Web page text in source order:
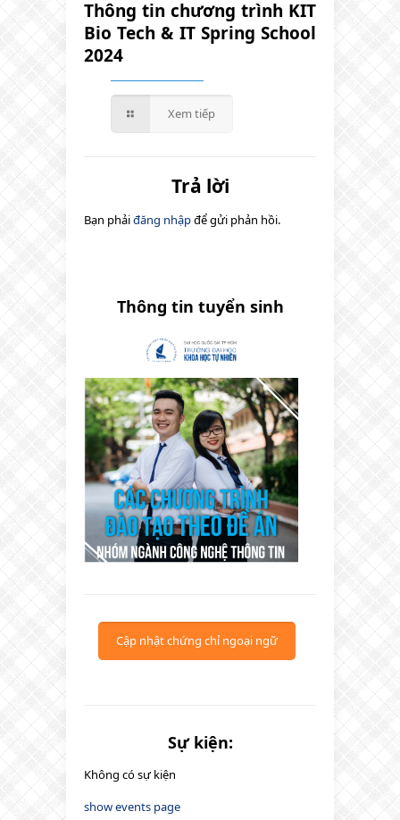
Thông tin chương trình KIT
Bio Tech & IT Spring School
2024
Xem tiếp
Trả lời
Bạn phảiđăng nhậpđể gửi phản hồi.
Thông tin tuyển sinh
Cập nhật chứng chỉ ngoại ngữ
Sự kiện:
Không có sự kiện
show events page